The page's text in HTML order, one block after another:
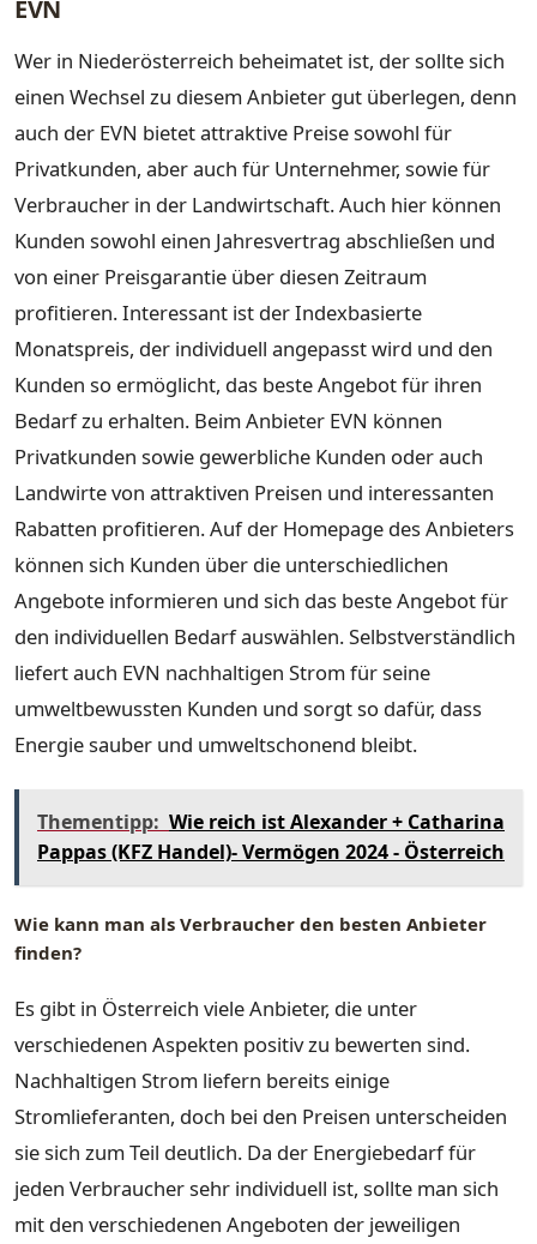
EVN
Wer in Niederösterreich beheimatet ist, der sollte sich
einen Wechsel zu diesem Anbieter gut überlegen, denn
auch der EVN bietet attraktive Preise sowohl für
Privatkunden, aber auch für Unternehmer, sowie für
Verbraucher in der Landwirtschaft. Auch hier können
Kunden sowohl einen Jahresvertrag abschließen und
von einer Preisgarantie über diesen Zeitraum
profitieren. Interessant ist der Indexbasierte
Monatspreis, der individuell angepasst wird und den
Kunden so ermöglicht, das beste Angebot für ihren
Bedarf zu erhalten. Beim Anbieter EVN können
Privatkunden sowie gewerbliche Kunden oder auch
Landwirte von attraktiven Preisen und interessanten
Rabatten profitieren. Auf der Homepage des Anbieters
können sich Kunden über die unterschiedlichen
Angebote informieren und sich das beste Angebot für
den individuellen Bedarf auswählen. Selbstverständlich
liefert auch EVN nachhaltigen Strom für seine
umweltbewussten Kunden und sorgt so dafür, dass
Energie sauber und umweltschonend bleibt.
Thementipp: Wie reich ist Alexander + Catharina
Pappas (KFZ Handel)- Vermögen 2024 - Österreich
Wie kann man als Verbraucher den besten Anbieter
finden?
Es gibt in Österreich viele Anbieter, die unter
verschiedenen Aspekten positiv zu bewerten sind.
Nachhaltigen Strom liefern bereits einige
Stromlieferanten, doch bei den Preisen unterscheiden
sie sich zum Teil deutlich. Da der Energiebedarf für
jeden Verbraucher sehr individuell ist, sollte man sich
mit den verschiedenen Angeboten der jeweiligen